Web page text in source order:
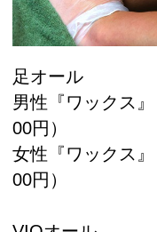
足オール
男性『ワックス
00円）
女性『ワックス
00円）